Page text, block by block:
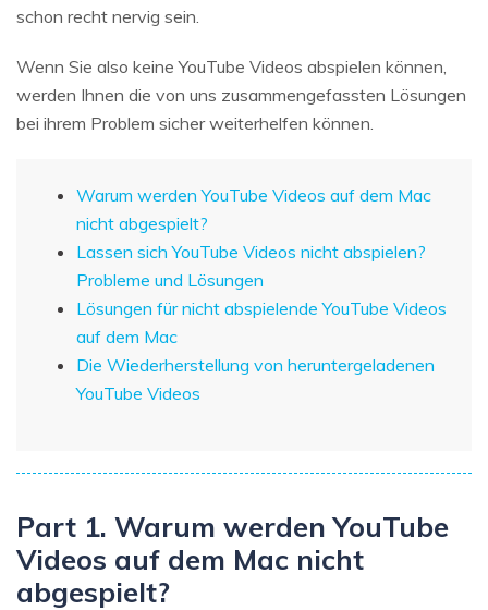
schon recht nervig sein.
Wenn Sie also keine YouTube Videos abspielen können,
werden Ihnen die von uns zusammengefassten Lösungen
bei ihrem Problem sicher weiterhelfen können.
Warum werden YouTube Videos auf dem Mac
nicht abgespielt?
Lassen sich YouTube Videos nicht abspielen?
Probleme und Lösungen
Lösungen für nicht abspielende YouTube Videos
auf dem Mac
Die Wiederherstellung von heruntergeladenen
YouTube Videos
Part 1. Warum werden YouTube
Videos auf dem Mac nicht
abgespielt?